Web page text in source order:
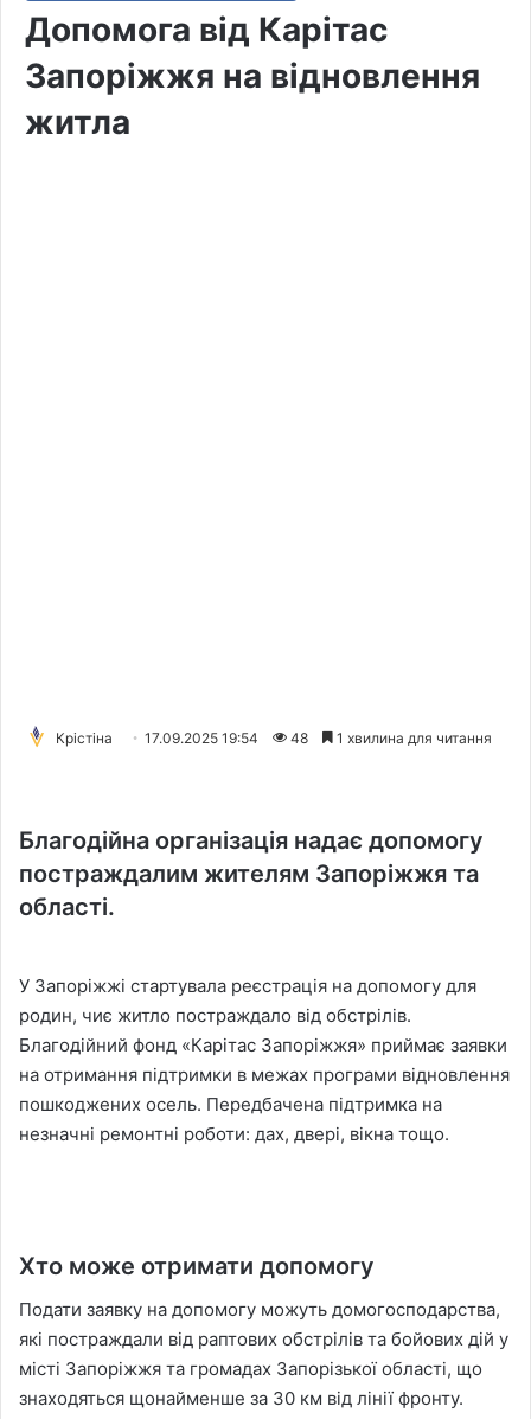
Допомога від Карітас
Запоріжжя на відновлення
житла
Крістіна 17.09.2025 19:54 48 1 хвилина для читання
Благодійна організація надає допомогу
постраждалим жителям Запоріжжя та
області.
У Запоріжжі стартувала реєстрація на допомогу для
родин, чиє житло постраждало від обстрілів.
Благодійний фонд «Карітас Запоріжжя» приймає заявки
на отримання підтримки в межах програми відновлення
пошкоджених осель. Передбачена підтримка на
незначні ремонтні роботи: дах, двері, вікна тощо.
Хто може отримати допомогу
Подати заявку на допомогу можуть домогосподарства,
які постраждали від раптових обстрілів та бойових дій у
місті Запоріжжя та громадах Запорізької області, що
знаходяться щонайменше за 30 км від лінії фронту.